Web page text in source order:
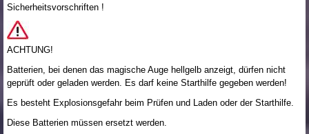
Sicherheitsvorschriften !
ACHTUNG!
Batterien, bei denen das magische Auge hellgelb anzeigt, dürfen nicht
geprüft oder geladen werden. Es darf keine Starthilfe gegeben werden!
Es besteht Explosionsgefahr beim Prüfen und Laden oder der Starthilfe.
Diese Batterien müssen ersetzt werden.